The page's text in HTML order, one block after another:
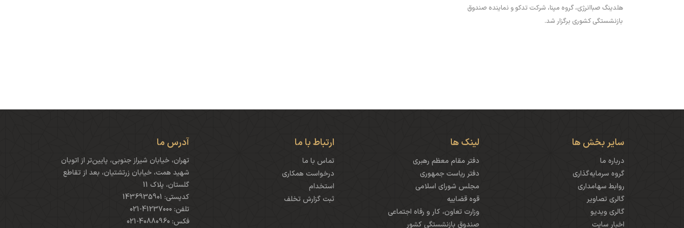
هلدینگ صباانرژی، گروه مپنا، شرکت تدکو و نماینده صندوق
بازنشستگی کشوری برگزار شد.
سایر بخش ها
درباره ما
گروه سرمایه‌گذاری
روابط سهامداری
گالری تصاویر
گالری ویدیو
اخبار سایت
لینک ها
دفتر مقام معظم رهبری
دفتر ریاست جمهوری
مجلس شورای اسلامی
قوه قضاییه
وزارت تعاون، کار و رفاه اجتماعی
صندوق بازنشستگی کشور
ارتباط با ما
تماس با ما
درخواست همکاری
استخدام
ثبت گزارش تخلف
آدرس ما
تهران، خیابان شیراز جنوبی، پایین‌تر از اتوبان
شهید همت، خیابان زرتشتیان، بعد از تقاطع
گلستان، پلاک 11
کدپستی: 1436935901
تلفن: 41237000-021
فکس: 40880960-021